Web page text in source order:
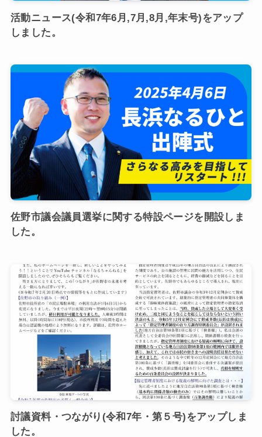
活動ニュース(令和7年6月,7月,8月,年末号)をアップ
しました。
佐野市議会議員選挙に関する特設ページを開設しま
した。
討議資料・つながり(令和7年・第５号)をアップしま
した。